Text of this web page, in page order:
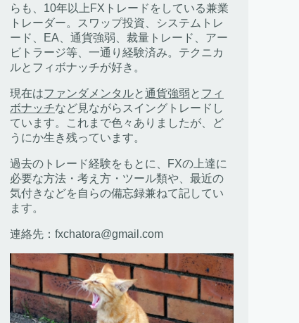
らも、10年以上FXトレードをしている兼業
トレーダー。スワップ投資、システムトレ
ード、EA、通貨強弱、裁量トレード、アー
ビトラージ等、一通り経験済み。テクニカ
ルとフィボナッチが好き。
現在はファンダメンタルと通貨強弱と フィ
ボナッチなど見ながらスイングトレードし
ています。これまで色々ありましたが、ど
うにか生き残っています。
過去のトレード経験をもとに、FXの上達に
必要な方法・考え方・ツール類や、最近の
気付きなどを自らの備忘録兼ねて記してい
ます。
連絡先：fxchatora@gmail.com